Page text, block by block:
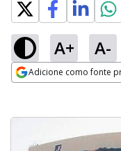
A+ A-
Adicione como fonte